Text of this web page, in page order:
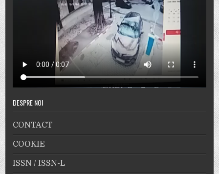
DESPRE NOI
CONTACT
COOKIE
ISSN / ISSN-L